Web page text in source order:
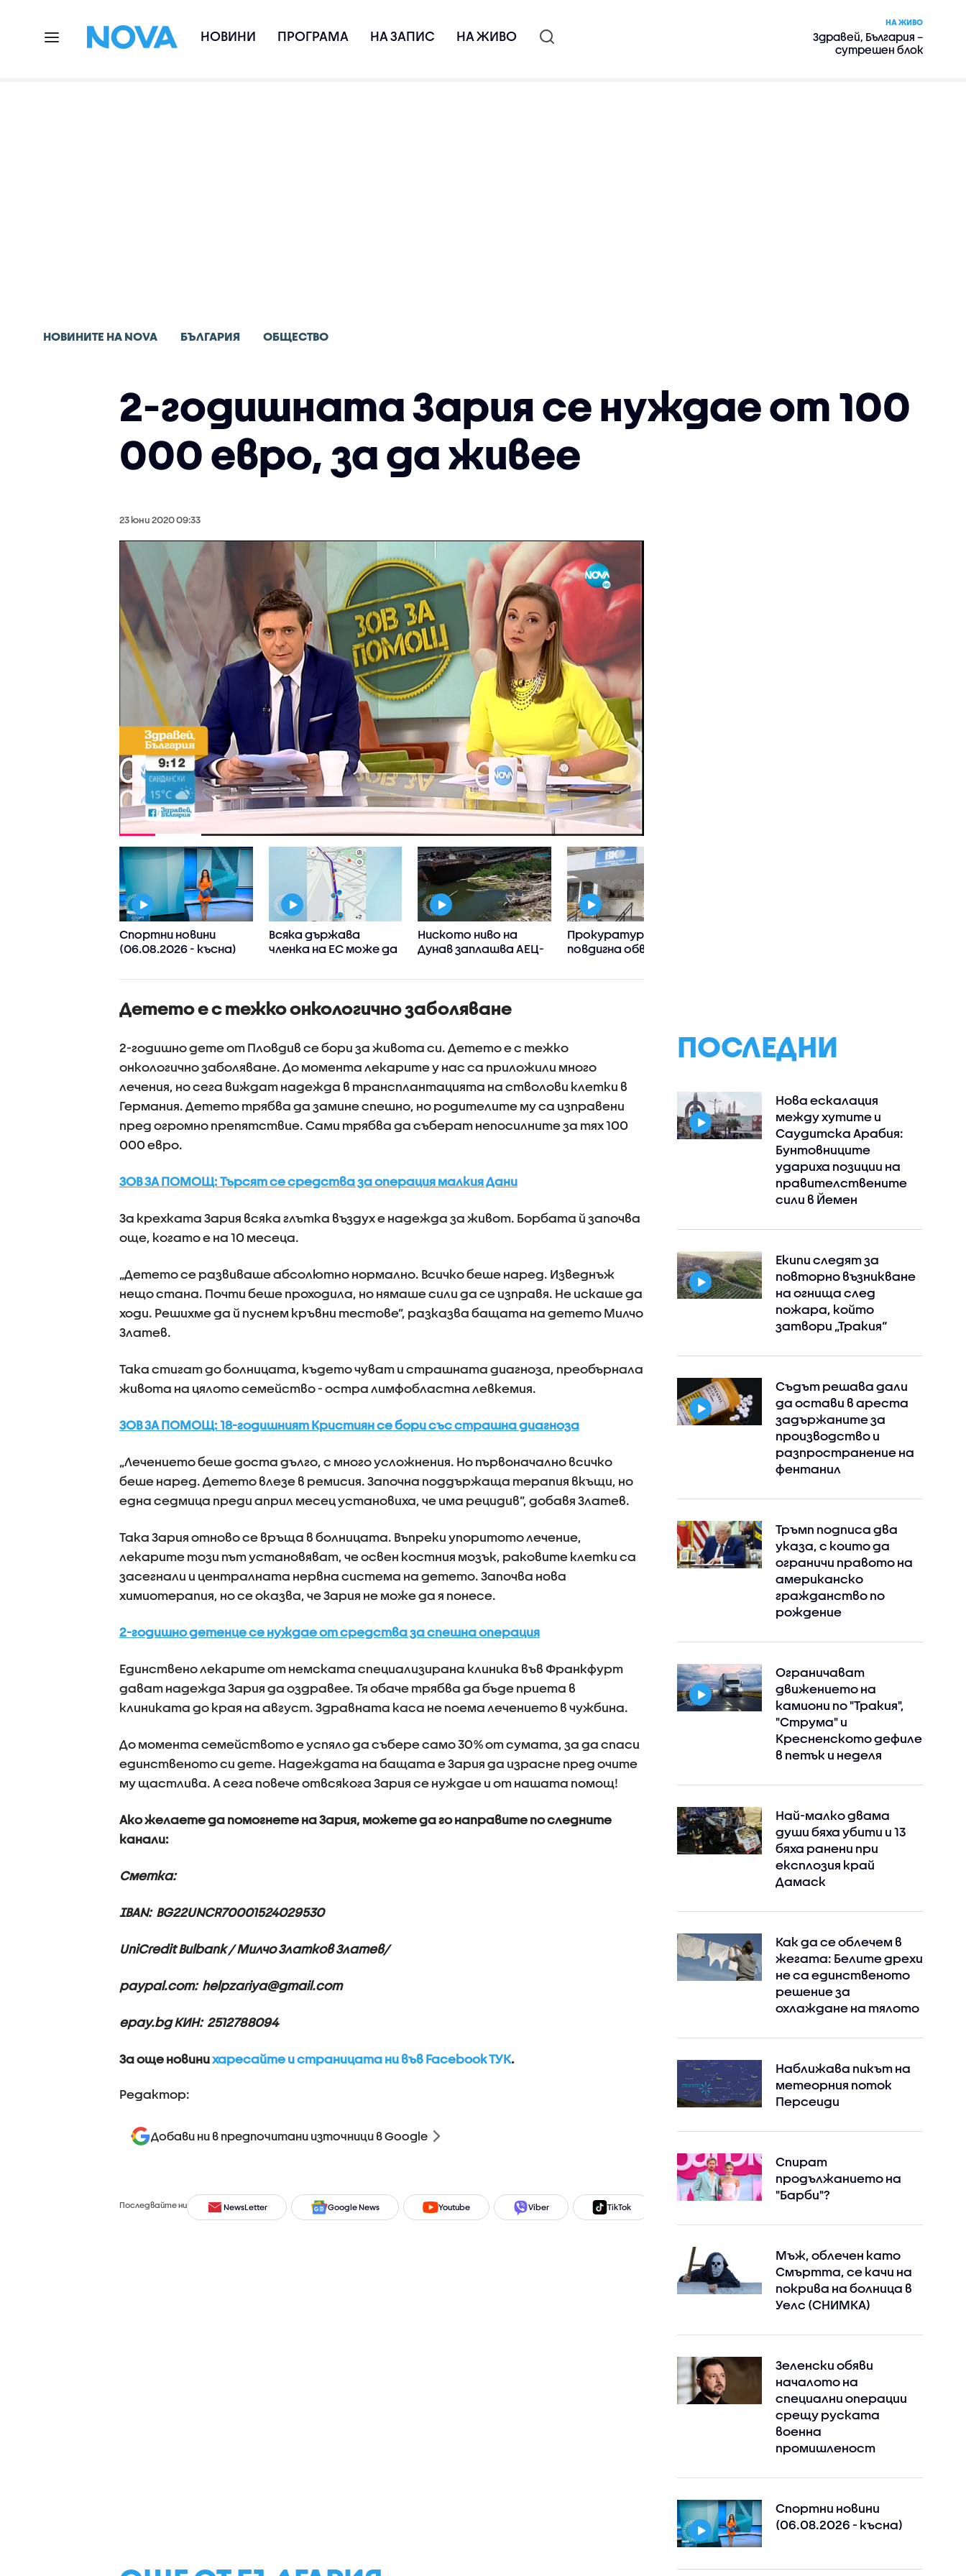
НОВИНИ ПРОГРАМА НА ЗАПИС НА ЖИВО
НА ЖИВО
Здравей, България –
сутрешен блок
НОВИНИТЕ НА NOVA БЪЛГАРИЯ ОБЩЕСТВО
2-годишната Зария се нуждае от 100
000 евро, за да живее
23 юни 2020 09:33
Спортни новини
(06.08.2026 - късна)
Всяка държава
членка на ЕС може да
споделянето в
информация къде има
Ниското ниво на
Дунав заплашва АЕЦ-
Прокуратурата
повдигна обвинения
Бургас
Детето е с тежко онкологично заболяване
2-годишно дете от Пловдив се бори за живота си. Детето е с тежко
онкологично заболяване. До момента лекарите у нас са приложили много
лечения, но сега виждат надежда в трансплантацията на стволови клетки в
Германия. Детето трябва да замине спешно, но родителите му са изправени
пред огромно препятствие. Сами трябва да съберат непосилните за тях 100
000 евро.
ЗОВ ЗА ПОМОЩ: Търсят се средства за операция малкия Дани
За крехката Зария всяка глътка въздух е надежда за живот. Борбата й започва
още, когато е на 10 месеца.
„Детето се развиваше абсолютно нормално. Всичко беше наред. Изведнъж
нещо стана. Почти беше проходила, но нямаше сили да се изправя. Не искаше да
ходи. Решихме да й пуснем кръвни тестове”, разказва бащата на детето Милчо
Златев.
Така стигат до болницата, където чуват и страшната диагноза, преобърнала
живота на цялото семейство - остра лимфобластна левкемия.
ЗОВ ЗА ПОМОЩ: 18-годишният Кристиян се бори със страшна диагноза
„Лечението беше доста дълго, с много усложнения. Но първоначално всичко
беше наред. Детето влезе в ремисия. Започна поддържаща терапия вкъщи, но
една седмица преди април месец установиха, че има рецидив”, добавя Златев.
Така Зария отново се връща в болницата. Въпреки упоритото лечение,
лекарите този път установяват, че освен костния мозък, раковите клетки са
засегнали и централната нервна система на детето. Започва нова
химиотерапия, но се оказва, че Зария не може да я понесе.
2-годишно детенце се нуждае от средства за спешна операция
Единствено лекарите от немската специализирана клиника във Франкфурт
дават надежда Зария да оздравее. Тя обаче трябва да бъде приета в
клиниката до края на август. Здравната каса не поема лечението в чужбина.
До момента семейството е успяло да събере само 30% от сумата, за да спаси
единственото си дете. Надеждата на бащата е Зария да израсне пред очите
му щастлива. А сега повече отвсякога Зария се нуждае и от нашата помощ!
Ако желаете да помогнете на Зария, можете да го направите по следните
канали:
Сметка:
IBAN: BG22UNCR70001524029530
UniCredit Bulbank / Милчо Златков Златев/
paypal.com: helpzariya@gmail.com
epay.bg КИН: 2512788094
За още новинихаресайте и страницата ни във Facebook ТУК.
Редактор:
Добави ни в предпочитани източници в Google
Последвайте ни NewsLetter Google News Youtube Viber TikTok
ПОСЛЕДНИ
Нова ескалация
между хутите и
Саудитска Арабия:
Бунтовниците
удариха позиции на
правителствените
сили в Йемен
Екипи следят за
повторно възникване
на огнища след
пожара, който
затвори „Тракия“
Съдът решава дали
да остави в ареста
задържаните за
производство и
разпространение на
фентанил
Тръмп подписа два
указа, с които да
ограничи правото на
американско
гражданство по
рождение
Ограничават
движението на
камиони по "Тракия",
"Струма" и
Кресненското дефиле
в петък и неделя
Най-малко двама
души бяха убити и 13
бяха ранени при
експлозия край
Дамаск
Как да се облечем в
жегата: Белите дрехи
не са единственото
решение за
охлаждане на тялото
Наближава пикът на
метеорния поток
Персеиди
Спират
продължанието на
"Барби"?
Мъж, облечен като
Смъртта, се качи на
покрива на болница в
Уелс (СНИМКА)
Зеленски обяви
началото на
специални операции
срещу руската
военна
промишленост
Спортни новини
(06.08.2026 - късна)